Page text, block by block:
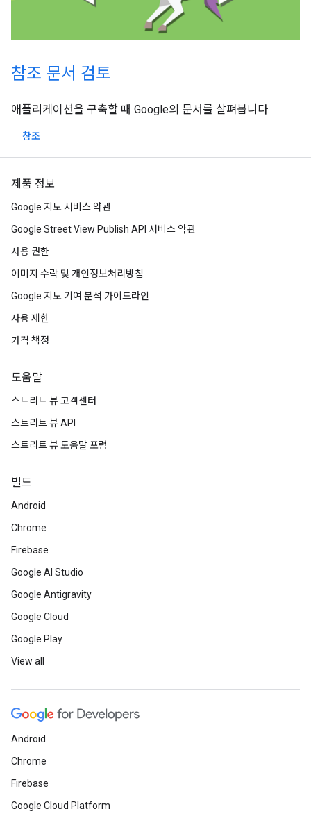
참조 문서 검토
애플리케이션을 구축할 때 Google의 문서를 살펴봅니다.
참조
제품 정보
Google 지도 서비스 약관
Google Street View Publish API 서비스 약관
사용 권한
이미지 수락 및 개인정보처리방침
Google 지도 기여 분석 가이드라인
사용 제한
가격 책정
도움말
스트리트 뷰 고객센터
스트리트 뷰 API
스트리트 뷰 도움말 포럼
빌드
Android
Chrome
Firebase
Google AI Studio
Google Antigravity
Google Cloud
Google Play
View all
Android
Chrome
Firebase
Google Cloud Platform